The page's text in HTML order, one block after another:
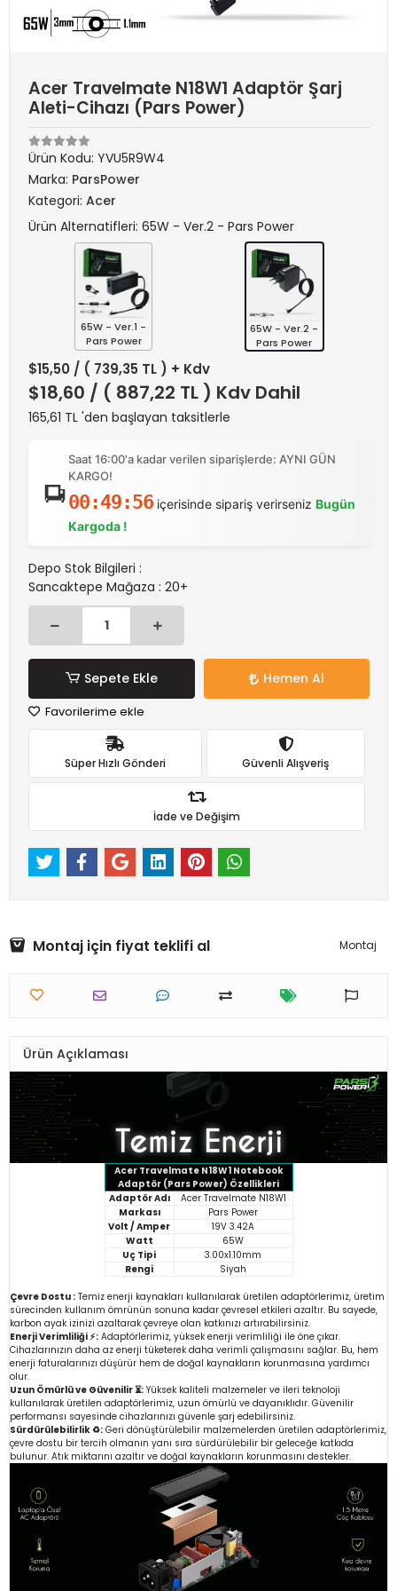
Acer Travelmate N18W1 Adaptör Şarj
Aleti-Cihazı (Pars Power)
Ürün Kodu: YVU5R9W4
Marka: ParsPower
Kategori: Acer
Ürün Alternatifleri: 65W - Ver.2 - Pars Power
65W - Ver.1 -
Pars Power
65W - Ver.2 -
Pars Power
$15,50 / ( 739,35 TL ) + Kdv
$18,60 / ( 887,22 TL ) Kdv Dahil
165,61 TL 'den başlayan taksitlerle
Saat 16:00'a kadar verilen siparişlerde: AYNI GÜN
KARGO!
00:49:56içerisinde sipariş verirseniz Bugün
Kargoda !
Depo Stok Bilgileri :
Sancaktepe Mağaza : 20+
Sepete Ekle Hemen Al
Favorilerime ekle
Süper Hızlı Gönderi Güvenli Alışveriş
İade ve Değişim
Montaj için fiyat teklifi al Montaj
Ürün Açıklaması
Acer Travelmate N18W1 Notebook
Adaptör (Pars Power) Özellikleri
Adaptör Adı
Acer Travelmate N18W1
Markası
Pars Power
Volt / Amper
19V 3.42A
Watt
65W
Uç Tipi
3.00x1.10mm
Rengi
Siyah
Çevre Dostu : Temiz enerji kaynakları kullanılarak üretilen adaptörlerimiz, üretim
sürecinden kullanım ömrünün sonuna kadar çevresel etkileri azaltır. Bu sayede,
karbon ayak izinizi azaltarak çevreye olan katkınızı artırabilirsiniz.
Enerji Verimliliği ⚡: Adaptörlerimiz, yüksek enerji verimliliği ile öne çıkar.
Cihazlarınızın daha az enerji tüketerek daha verimli çalışmasını sağlar. Bu, hem
enerji faturalarınızı düşürür hem de doğal kaynakların korunmasına yardımcı
olur.
Uzun Ömürlü ve Güvenilir ⏳: Yüksek kaliteli malzemeler ve ileri teknoloji
kullanılarak üretilen adaptörlerimiz, uzun ömürlü ve dayanıklıdır. Güvenilir
performansı sayesinde cihazlarınızı güvenle şarj edebilirsiniz.
Sürdürülebilirlik ♻️: Geri dönüştürülebilir malzemelerden üretilen adaptörlerimiz,
çevre dostu bir tercih olmanın yanı sıra sürdürülebilir bir geleceğe katkıda
bulunur. Atık miktarını azaltır ve doğal kaynakların korunmasını destekler.